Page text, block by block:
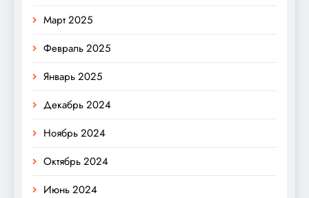
Март 2025
Февраль 2025
Январь 2025
Декабрь 2024
Ноябрь 2024
Октябрь 2024
Июнь 2024